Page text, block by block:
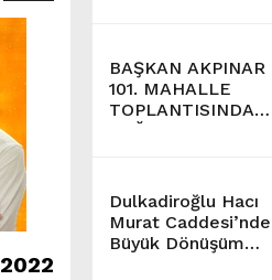
BAŞKAN AKPINAR
101. MAHALLE
TOPLANTISINDA
BAĞLARBAŞI
BULUŞTU.
Dulkadiroğlu Hacı
Murat Caddesi’nde
Büyük Dönüşüm